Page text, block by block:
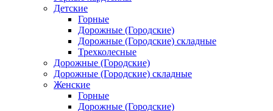
Детские
Горные
Дорожные (Городские)
Дорожные (Городские) складные
Трехколесные
Дорожные (Городские)
Дорожные (Городские) складные
Женские
Горные
Дорожные (Городские)